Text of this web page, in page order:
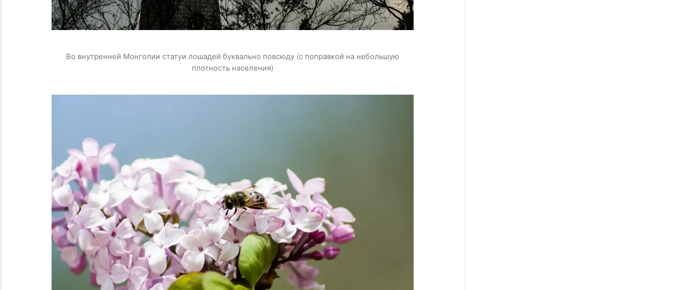
Во внутренней Монголии статуи лошадей буквально повсюду (с поправкой на небольшую
плотность населения)